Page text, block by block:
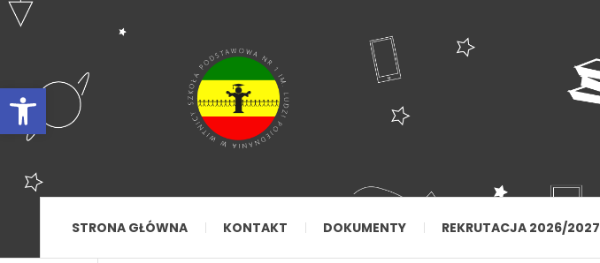
Otwórz pasek narzędzi
STRONA GŁÓWNA KONTAKT DOKUMENTY REKRUTACJA 2026/2027